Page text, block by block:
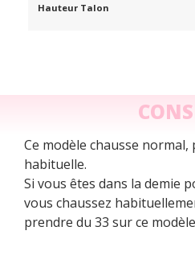
Hauteur Talon
Ce modèle chausse
habituelle.
Si vous êtes dans la demie
vous chaussez
prendre du 33 sur ce